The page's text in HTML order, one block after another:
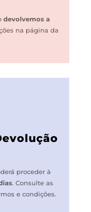
devolvemos a
na página da
proceder à
. Consulte as
e condições.